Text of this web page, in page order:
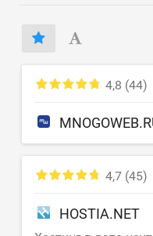
4,8 (44)
HOSTIA.NET
4,7 (45)